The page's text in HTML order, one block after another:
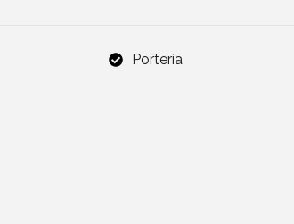
Portería